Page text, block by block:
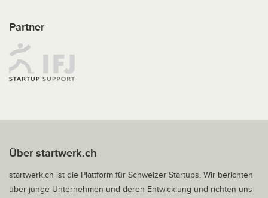
Partner
Über startwerk.ch
startwerk.ch ist die Plattform für Schweizer Startups. Wir berichten
über junge Unternehmen und deren Entwicklung und richten uns